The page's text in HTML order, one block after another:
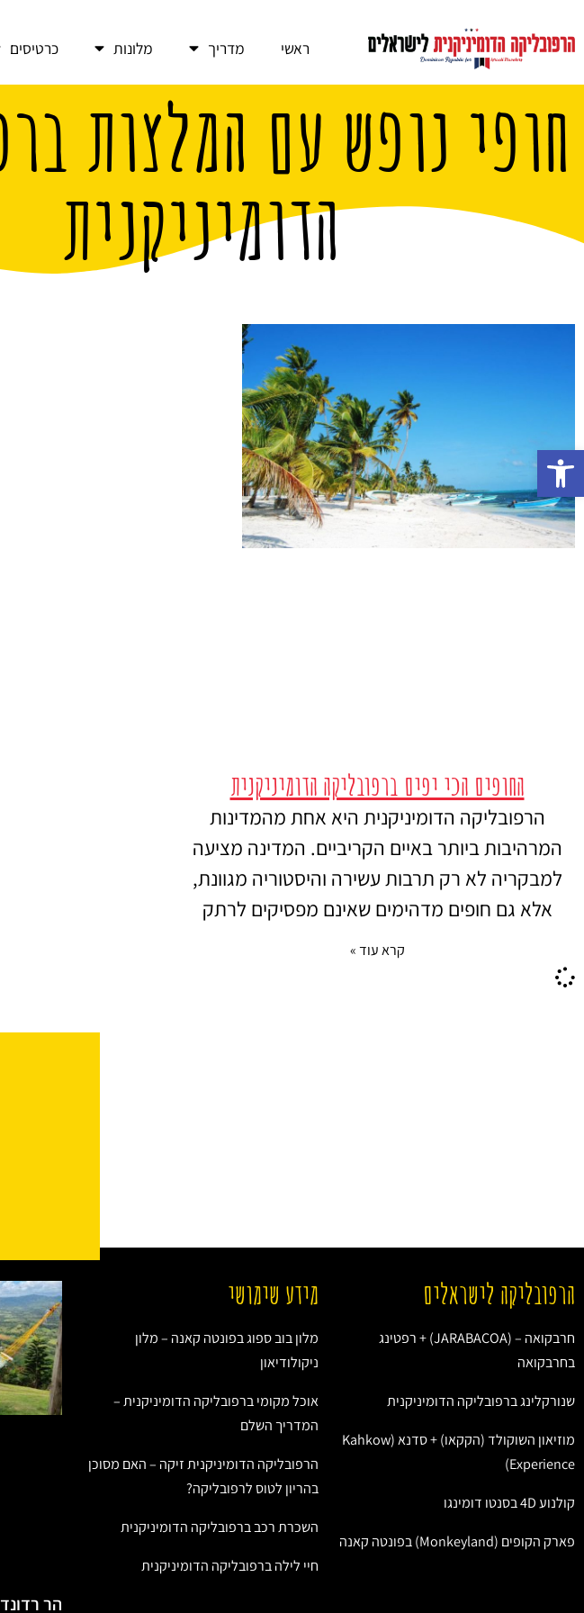
ראשי מדריך מלונות כרטיסים
חופי נופש עם המלצות
הדומיניקנית
החופים הכי יפים ברפובליקה הדומיניקנית
הרפובליקה הדומיניקנית היא אחת מהמדינות
המרהיבות ביותר באיים הקריביים. המדינה מציעה
למבקריה לא רק תרבות עשירה והיסטוריה מגוונת,
אלא גם חופים מדהימים שאינם מפסיקים לרתק
קרא עוד »
הרפובליקה לישראלים
חרבקואה – (JARABACOA) + רפטינג
בחרבקואה
שנורקלינג ברפובליקה הדומיניקנית
מוזיאון השוקולד (הקקאו) + סדנא (Kahkow
Experience)
קולנוע 4D בסנטו דומינגו
פארק הקופים (Monkeyland) בפונטה קאנה
מידע שימושי
מלון בוב ספוג בפונטה קאנה – מלון
ניקולודיאון
אוכל מקומי ברפובליקה הדומיניקנית –
המדריך השלם
הרפובליקה הדומיניקנית זיקה – האם מסוכן
בהריון לטוס לרפובליקה?
השכרת רכב ברפובליקה הדומיניקנית
חיי לילה ברפובליקה הדומיניקנית
הר
פתח סרגל נגישות